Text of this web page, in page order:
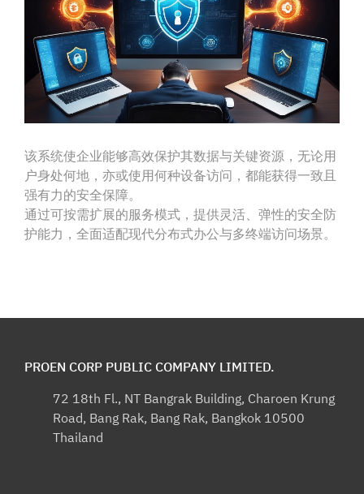
该系统使企业能够高效保护其数据与关键资源，无论用
户身处何地，亦或使用何种设备访问，都能获得一致且
强有力的安全保障。
通过可按需扩展的服务模式，提供灵活、弹性的安全防
护能力，全面适配现代分布式办公与多终端访问场景。
PROEN CORP PUBLIC COMPANY LIMITED.
72 18th Fl., NT Bangrak Building, Charoen Krung
Road, Bang Rak, Bang Rak, Bangkok 10500
Thailand